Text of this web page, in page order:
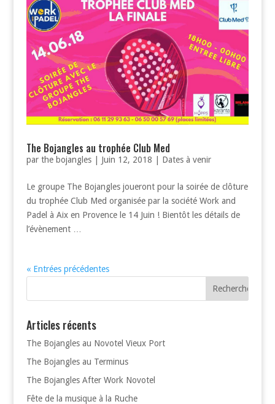
The Bojangles au trophée Club Med
par the bojangles| Juin 12, 2018 | Dates à venir
Le groupe The Bojangles joueront pour la soirée de clôture
du trophée Club Med organisée par la société Work and
Padel à Aix en Provence le 14 Juin ! Bientôt les détails de
l’évènement …
« Entrées précédentes
Articles récents
The Bojangles au Novotel Vieux Port
The Bojangles au Terminus
The Bojangles After Work Novotel
Fête de la musique à la Ruche